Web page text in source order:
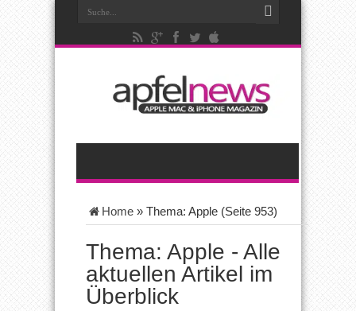
Home » Thema: Apple (Seite 953)
Thema: Apple - Alle
aktuellen Artikel im
Überblick